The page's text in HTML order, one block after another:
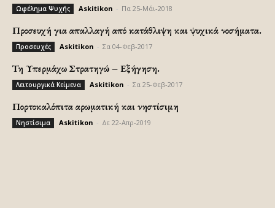
Ωφέλημα Ψυχής Askitikon Πα 25-Μάι-2018
Προσευχή για απαλλαγή από κατάθλιψη και ψυχικά νοσήματα.
Προσευχές Askitikon Σα 04-Φεβ-2017
Τη Υπερμάχω Στρατηγώ – Εξήγηση.
Λειτουργικά Κείμενα Askitikon Σα 25-Φεβ-2017
Πορτοκαλόπιτα αρωματική και νηστίσιμη
Νηστίσιμα Askitikon Δε 22-Απρ-2019